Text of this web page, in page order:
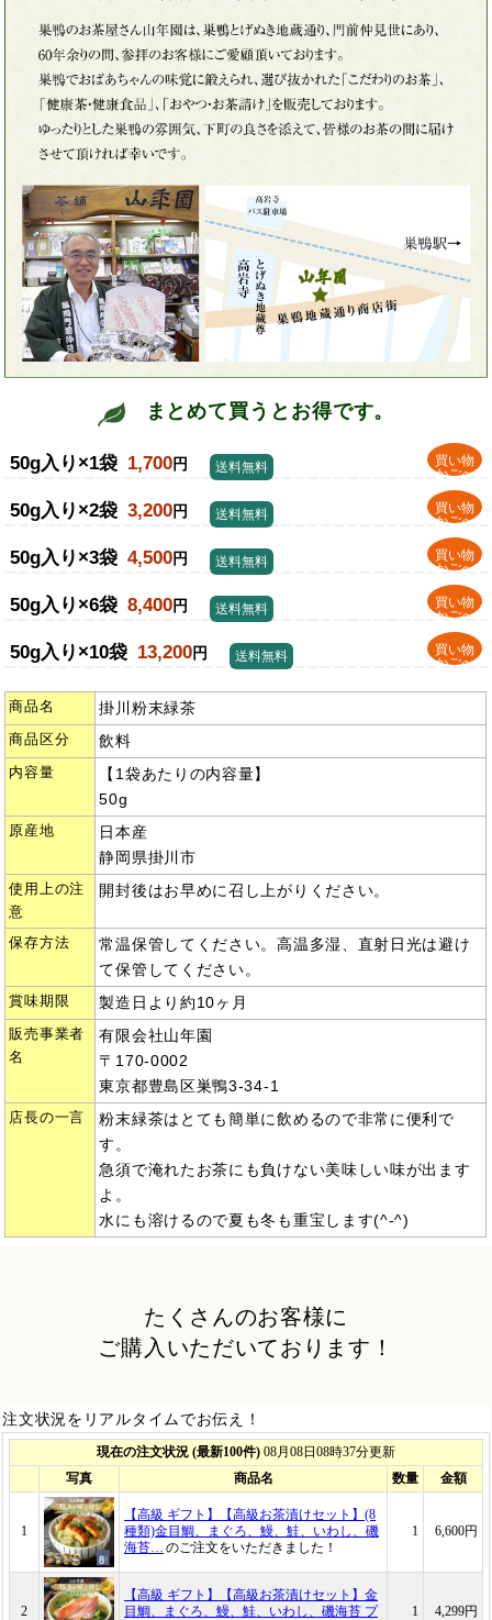
まとめて買うとお得です。
50g入り×1袋 1,700円
買い物
かごへ
送料無料
50g入り×2袋 3,200円
買い物
かごへ
送料無料
50g入り×3袋 4,500円
買い物
かごへ
送料無料
50g入り×6袋 8,400円
買い物
かごへ
送料無料
50g入り×10袋 13,200円
買い物
かごへ
送料無料
商品名 掛川粉末緑茶
商品区分 飲料
内容量
【1袋あたりの内容量】
50g
原産地
日本産
静岡県掛川市
使用上の注
意
開封後はお早めに召し上がりください。
保存方法
常温保管してください。高温多湿、直射日光は避け
て保管してください。
賞味期限 製造日より約10ヶ月
販売事業者
名
有限会社山年園
〒170-0002
東京都豊島区巣鴨3-34-1
店長の一言
粉末緑茶はとても簡単に飲めるので非常に便利で
す。
急須で淹れたお茶にも負けない美味しい味が出ます
よ。
水にも溶けるので夏も冬も重宝します(^-^)
たくさんのお客様に
ご購入いただいております！
注文状況をリアルタイムでお伝え！